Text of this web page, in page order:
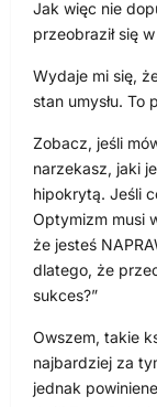
Jak więc nie
przeobraził się
Wydaje mi się,
stan umysłu. To
Zobacz, jeśli
narzekasz, jaki
hipokrytą. Jeśli
Optymizm musi
że jesteś
dlatego, że
sukces?”
Owszem, takie
najbardziej za
jednak